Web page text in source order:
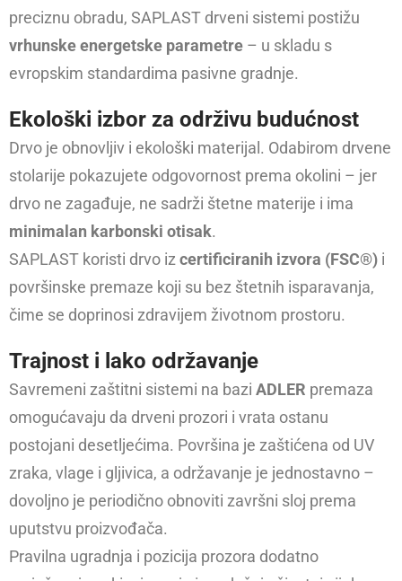
preciznu obradu, SAPLAST drveni sistemi postižu
vrhunske energetske parametre – u skladu s
evropskim standardima pasivne gradnje.
Ekološki izbor za održivu budućnost
Drvo je obnovljiv i ekološki materijal. Odabirom drvene
stolarije pokazujete odgovornost prema okolini – jer
drvo ne zagađuje, ne sadrži štetne materije i ima
minimalan karbonski otisak.
SAPLAST koristi drvo iz certificiranih izvora (FSC®) i
površinske premaze koji su bez štetnih isparavanja,
čime se doprinosi zdravijem životnom prostoru.
Trajnost i lako održavanje
Savremeni zaštitni sistemi na bazi ADLER premaza
omogućavaju da drveni prozori i vrata ostanu
postojani desetljećima. Površina je zaštićena od UV
zraka, vlage i gljivica, a održavanje je jednostavno –
dovoljno je periodično obnoviti završni sloj prema
uputstvu proizvođača.
Pravilna ugradnja i pozicija prozora dodatno